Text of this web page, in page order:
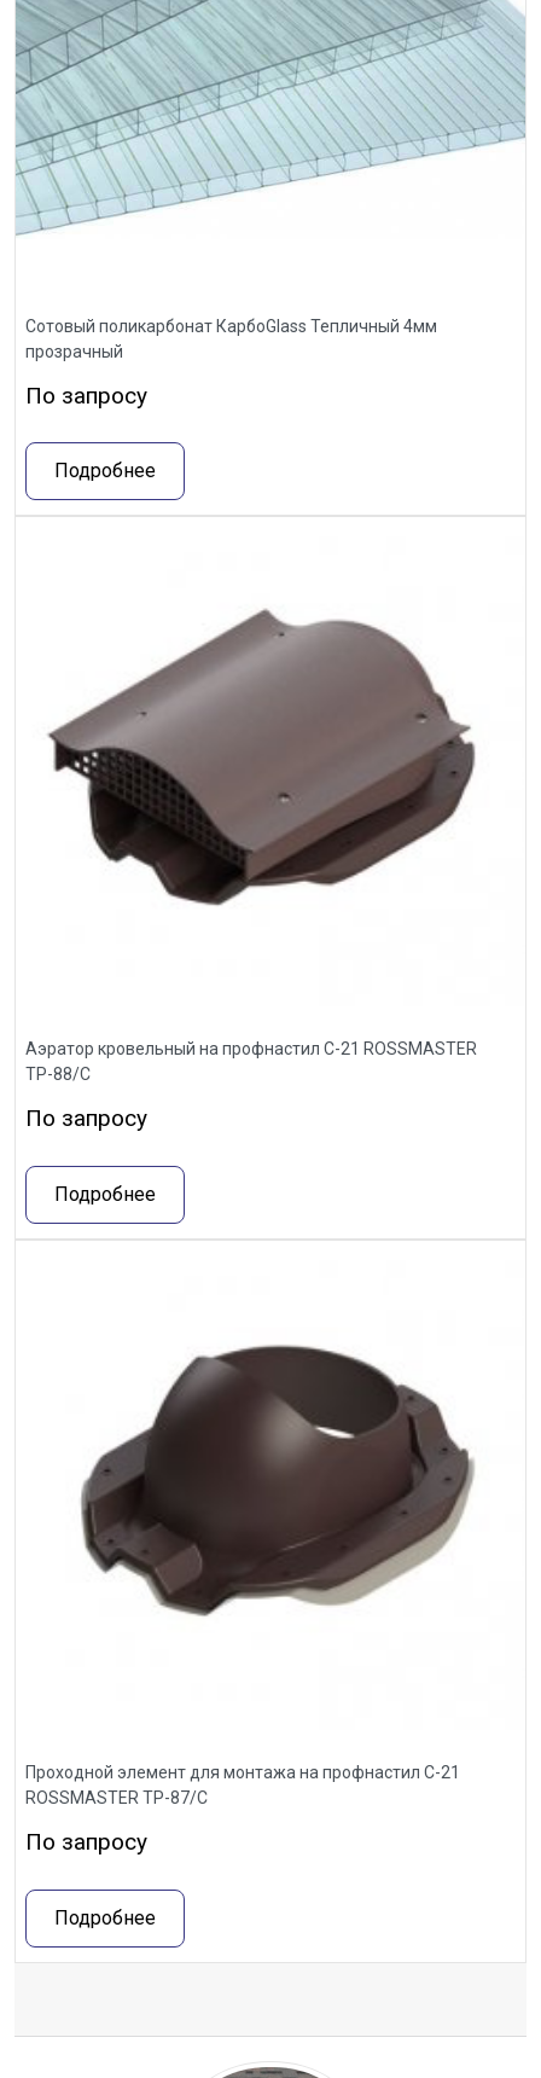
Сотовый поликарбонат КарбоGlass Тепличный 4мм
прозрачный
По запросу
Подробнее
Аэратор кровельный на профнастил С-21 ROSSMASTER
ТР-88/С
По запросу
Подробнее
Проходной элемент для монтажа на профнастил С-21
ROSSMASTER ТР-87/С
По запросу
Подробнее